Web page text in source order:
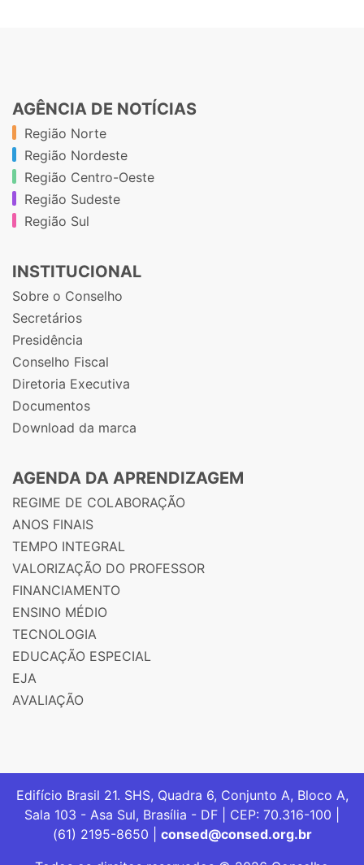
AGÊNCIA DE NOTÍCIAS
Região Norte
Região Nordeste
Região Centro-Oeste
Região Sudeste
Região Sul
INSTITUCIONAL
Sobre o Conselho
Secretários
Presidência
Conselho Fiscal
Diretoria Executiva
Documentos
Download da marca
AGENDA DA APRENDIZAGEM
REGIME DE COLABORAÇÃO
ANOS FINAIS
TEMPO INTEGRAL
VALORIZAÇÃO DO PROFESSOR
FINANCIAMENTO
ENSINO MÉDIO
TECNOLOGIA
EDUCAÇÃO ESPECIAL
EJA
AVALIAÇÃO
Edifício Brasil 21. SHS, Quadra 6, Conjunto A, Bloco A,
Sala 103 - Asa Sul, Brasília - DF | CEP: 70.316-100 |
(61) 2195-8650 | consed@consed.org.br